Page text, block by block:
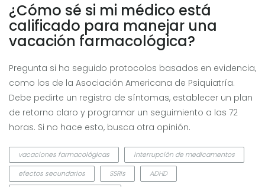
¿Cómo sé si mi médico está
calificado para manejar una
vacación farmacológica?
Pregunta si ha seguido protocolos basados en evidencia,
como los de la Asociación Americana de Psiquiatría.
Debe pedirte un registro de síntomas, establecer un plan
de retorno claro y programar un seguimiento a las 72
horas. Si no hace esto, busca otra opinión.
vacaciones farmacológicas
interrupción de medicamentos
efectos secundarios
SSRIs
ADHD